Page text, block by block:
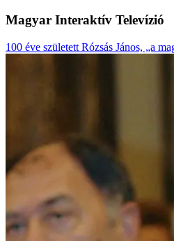
Magyar Interaktív Televízió
100 éve született Rózsás János, „a